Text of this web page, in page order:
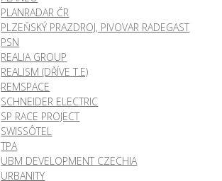
PLANRADAR ČR
PLZEŇSKÝ PRAZDROJ, PIVOVAR RADEGAST
PSN
REALIA GROUP
REALISM (DŘÍVE T.E)
REMSPACE
SCHNEIDER ELECTRIC
SP RACE PROJECT
SWISSÔTEL
TPA
UBM DEVELOPMENT CZECHIA
URBANITY